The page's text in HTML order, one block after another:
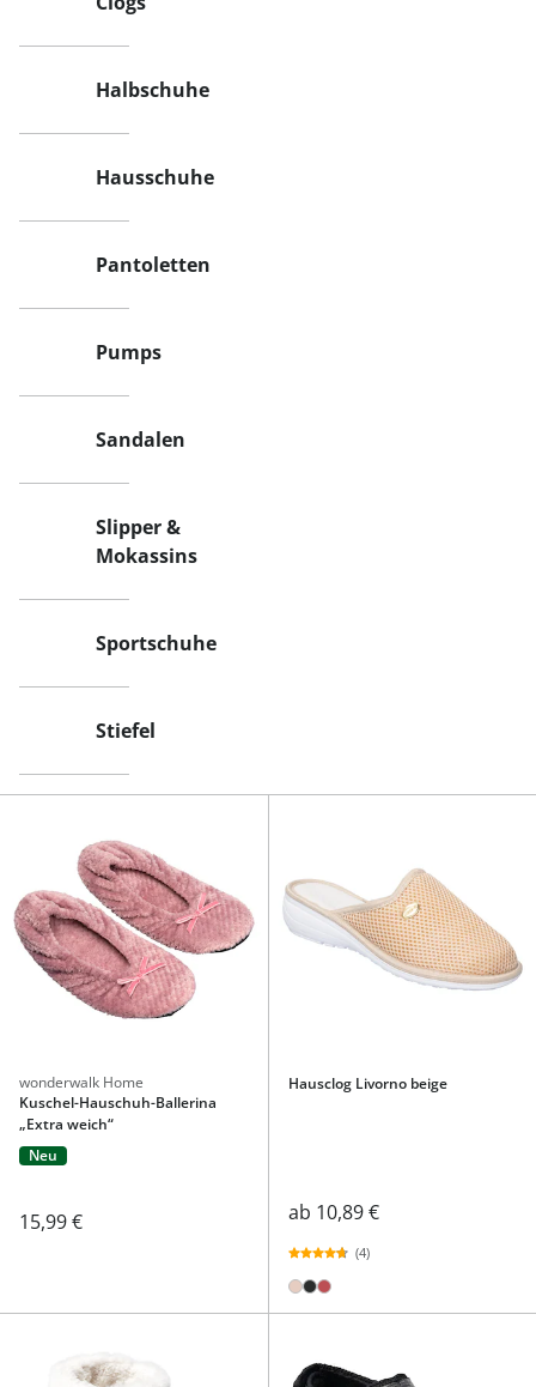
Halbschuhe
Hausschuhe
Pantoletten
Pumps
Sandalen
Slipper &
Mokassins
Sportschuhe
Stiefel
wonderwalk Home
Kuschel-Hauschuh-Ballerina
„Extra weich“
Neu
15,99 €
Hausclog Livorno beige
ab 10,89 €
(4)